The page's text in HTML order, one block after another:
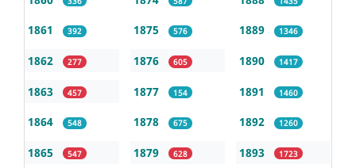
1861 392
1862 277
1863 457
1864 548
1865 547
1875 576
1876 605
1877 154
1878 675
1879 628
1889 1346
1890 1417
1891 1460
1892 1260
1893 1723